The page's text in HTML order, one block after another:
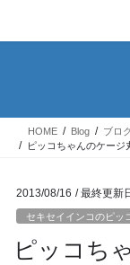
テ
ス
ゲ
ン
HOME Blog ブロ
ピッコちゃんのケージ
2013/08/16 / 最終更新
セキセイインコのピッ
ピッコち